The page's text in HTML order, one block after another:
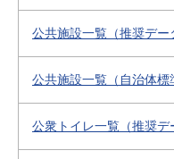
公共施設一覧（推奨デー
公共施設一覧（自治体標
公衆トイレ一覧（推奨デ